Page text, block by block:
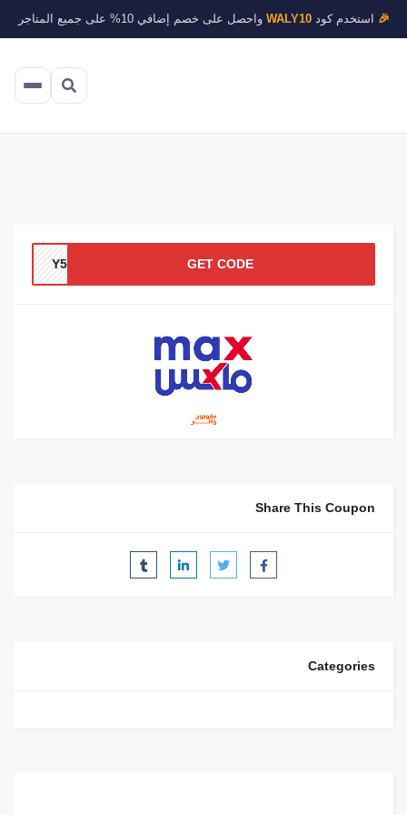
🎉استخدم كودWALY10واحصل على خصم إضافي 10% على جميع المتاجر
GET CODE
Share This Coupon
Categories